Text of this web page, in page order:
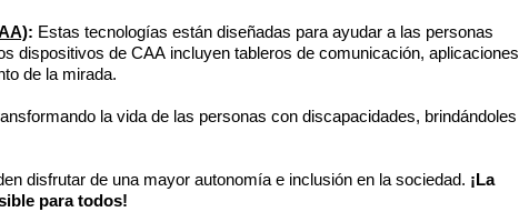
: Estas tecnologías están diseñadas para ayudar a las personas
dispositivos de CAA incluyen tableros de comunicación, aplicaciones
de la mirada.
la vida de las personas con discapacidades, brindándoles
disfrutar de una mayor autonomía e inclusión en la sociedad. ¡La
para todos!